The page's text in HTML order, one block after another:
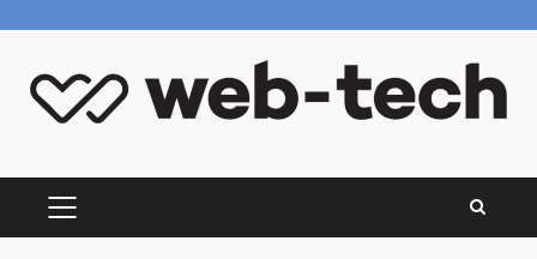
content
PRIMARY
MENU